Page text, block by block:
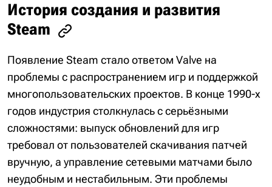
История создания и развития
Steam
Появление Steam стало ответом Valve на
проблемы с распространением игр и поддержкой
многопользовательских проектов. В конце 1990-х
годов индустрия столкнулась с серьёзными
сложностями: выпуск обновлений для игр
требовал от пользователей скачивания патчей
вручную, а управление сетевыми матчами было
неудобным и нестабильным. Эти проблемы